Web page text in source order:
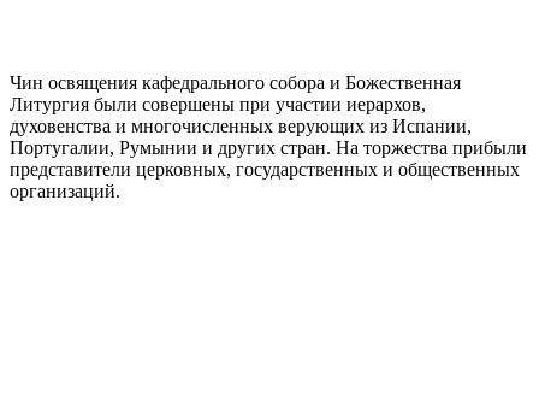
Чин освящения кафедрального собора и Божественная
Литургия были совершены при участии иерархов,
духовенства и многочисленных верующих из Испании,
Португалии, Румынии и других стран. На торжества прибыли
представители церковных, государственных и общественных
организаций.